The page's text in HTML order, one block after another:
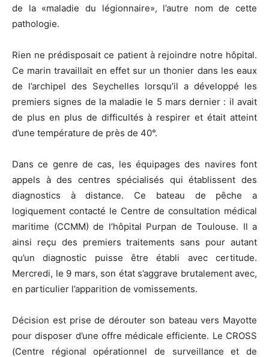
de la «maladie du légionnaire», l’autre nom de cette
pathologie.
Rien ne prédisposait ce patient à rejoindre notre hôpital.
Ce marin travaillait en effet sur un thonier dans les eaux
de l’archipel des Seychelles lorsqu’il a développé les
premiers signes de la maladie le 5 mars dernier : il avait
de plus en plus de difficultés à respirer et était atteint
d’une température de près de 40°.
Dans ce genre de cas, les équipages des navires font
appels à des centres spécialisés qui établissent des
diagnostics à distance. Ce bateau de pêche a
logiquement contacté le Centre de consultation médical
maritime (CCMM) de l’hôpital Purpan de Toulouse. Il a
ainsi reçu des premiers traitements sans pour autant
qu’un diagnostic puisse être établi avec certitude.
Mercredi, le 9 mars, son état s’aggrave brutalement avec,
en particulier l’apparition de vomissements.
Décision est prise de dérouter son bateau vers Mayotte
pour disposer d’une offre médicale efficiente. Le CROSS
(Centre régional opérationnel de surveillance et de